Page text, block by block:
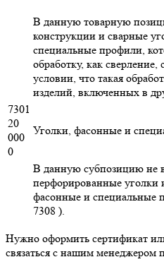
В данную товарную
конструкции и сварные
специальные профили,
обработку, как
условии, что такая
изделий, включенных в
7301
20
000
0
Уголки, фасонные и
В данную субпозицию не
перфорированные уголки
фасонные и специальные
7308 ).
Нужно оформить сертификат
связаться с нашим менеджером